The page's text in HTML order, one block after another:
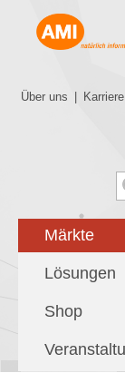
Über uns Karriere
Märkte
Lösungen
Shop